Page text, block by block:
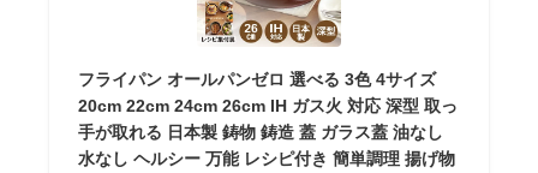
フライパン オールパンゼロ 選べる 3色 4サイズ
20cm 22cm 24cm 26cm IH ガス火 対応 深型 取っ
手が取れる 日本製 鋳物 鋳造 蓋 ガラス蓋 油なし
水なし ヘルシー 万能 レシピ付き 簡単調理 揚げ物